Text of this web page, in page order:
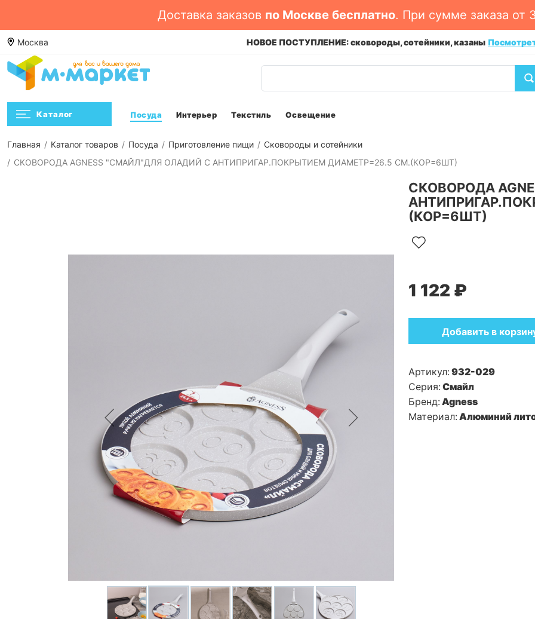
Доставка заказов по Москве бесплатно. При сумме заказа от
Москва
Смотреть -> НОВОЕ ПОСТУПЛЕНИЕ: сковороды, сотейники, казаны
Каталог Посуда Интерьер Текстиль Освещение
Главная Каталог товаров Посуда Приготовление пищи
Сковороды и сотейники
СКОВОРОДА AGNESS "СМАЙЛ"ДЛЯ ОЛАДИЙ С АНТИПРИГАР.ПОКРЫТИЕМ ДИАМЕТР=26.5 СМ.(КОР=6ШТ)
СКОВОРОДА
(КОР=6ШТ)
1 122 ₽
Добавить в
Артикул: 932-029
Серия: Смайл
Бренд: Agness
Материал: Алюминий